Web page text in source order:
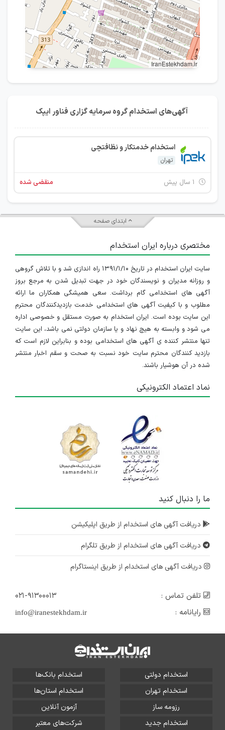
IranEstekhdam.ir
آگهی‌های استخدام گروه سرمایه گزاری فناور ایپک
استخدام خدمتکار و نظافتچی
تهران
منقضی شده
ابتدای صفحه
مختصری درباره ایران استخدام
سایت ایران استخدام در تاریخ ۱۳۹۱/۱/۱۰ راه اندازی شد و با تلاش گروهی
و روزانه مدیران و نویسندگان خود در جهت تبدیل شدن به مرجع بروز
آگهی های استخدامی گام برداشت. سعی همیشگی همکاران ما ارائه
مطلوب و با کیفیت آگهی های استخدامی خدمت بازدیدکنندگان محترم
این سایت بوده است. ایران استخدام به صورت مستقل و خصوصی اداره
می شود و وابسته به هیچ نهاد و یا سازمان دولتی نمی باشد، این سایت
تنها منتشر کننده ی آگهی های استخدامی بوده و بنابراین لازم است که
بازدید کنندگان محترم سایت خود نسبت به صحت و سقم اخبار منتشر
شده در آن هوشیار باشند.
نماد اعتماد الکترونیکی
ما را دنبال کنید
دریافت آگهی های استخدام از طریق اپلیکیشن
دریافت آگهی های استخدام از طریق تلگرام
دریافت آگهی های استخدام از طریق اینستاگرام
تلفن تماس :
۰۲۱-۹۱۳۰۰۰۱۳
رایانامه :
info@iranestekhdam.ir
استخدام دولتی
استخدام بانک‌ها
استخدام تهران
استخدام استان‌ها
رزومه ساز
آزمون آنلاین
استخدام جدید
شرکت‌های معتبر